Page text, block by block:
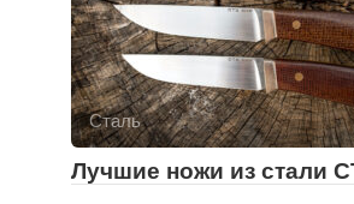
Сталь
Лучшие ножи из стали